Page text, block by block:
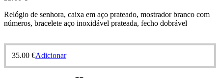
Relógio de senhora, caixa em aço prateado, mostrador branco com
números, bracelete aço inoxidável prateada, fecho dobrável
35.00 €Adicionar